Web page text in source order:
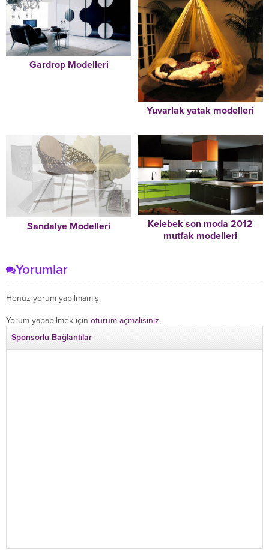
Gardrop Modelleri
Yuvarlak yatak modelleri
Sandalye Modelleri
Kelebek son moda 2012
mutfak modelleri
Yorumlar
Henüz yorum yapılmamış.
Yorum yapabilmek için oturum açmalısınız.
Sponsorlu Bağlantılar